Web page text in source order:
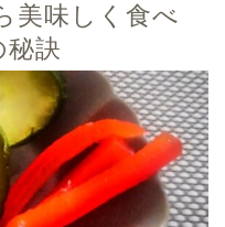
美味しく食べ
訣